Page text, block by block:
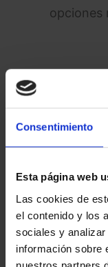
Consentimiento
Esta página web
Las cookies de
el contenido y los
sociales y
información sobre
opciones
Digi
Aunque